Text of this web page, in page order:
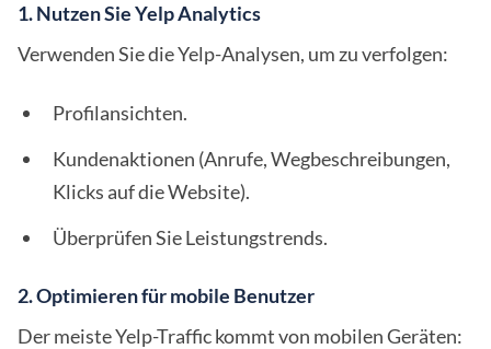
1. Nutzen Sie Yelp Analytics
Verwenden Sie die Yelp-Analysen, um zu verfolgen:
Profilansichten.
Kundenaktionen (Anrufe, Wegbeschreibungen,
Klicks auf die Website).
Überprüfen Sie Leistungstrends.
2. Optimieren für mobile Benutzer
Der meiste Yelp-Traffic kommt von mobilen Geräten: